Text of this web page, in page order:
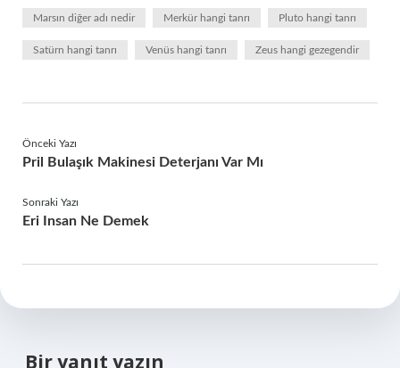
Marsın diğer adı nedir Merkür hangi tanrı Pluto hangi tanrı
Satürn hangi tanrı Venüs hangi tanrı Zeus hangi gezegendir
Önceki Yazı
Pril Bulaşık Makinesi Deterjanı Var Mı
Sonraki Yazı
Eri Insan Ne Demek
Bir yanıt yazın